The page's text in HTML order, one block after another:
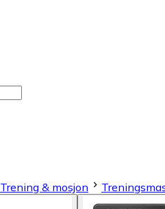
Trening & mosjon